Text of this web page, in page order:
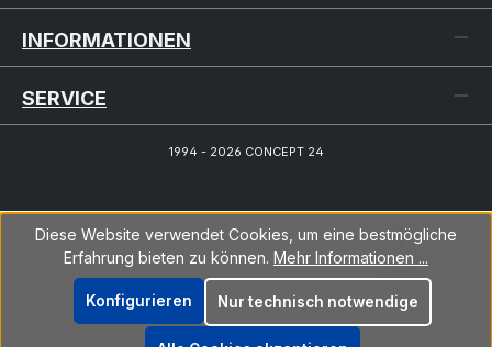
INFORMATIONEN
SERVICE
1994 - 2026 CONCEPT 24
Diese Website verwendet Cookies, um eine bestmögliche
Erfahrung bieten zu können. Mehr Informationen ...
Nur technisch notwendige
Konfigurieren